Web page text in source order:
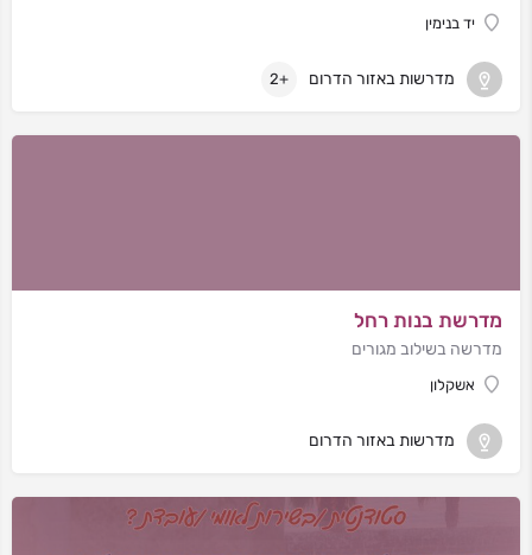
יד בנימין
מדרשות באזור הדרום +2
מדרשת בנות רחל
מדרשה בשילוב מגורים
אשקלון
מדרשות באזור הדרום